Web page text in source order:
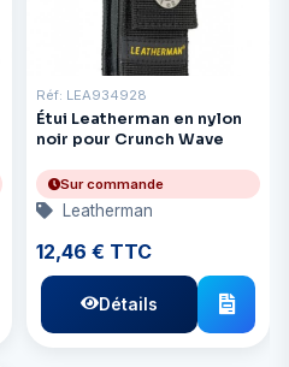
Réf: LEA934928
Étui Leatherman en nylon
noir pour Crunch Wave
Sur commande
Leatherman
12,46 € TTC
Détails